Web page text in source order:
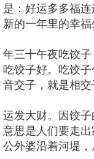
是：好运多多福
新的一年里的幸福
年三十午夜吃饺
吃饺子好。吃饺
音交子，就是相
运发大财。因饺子
意思是人们要走
公外婆沿着河堤